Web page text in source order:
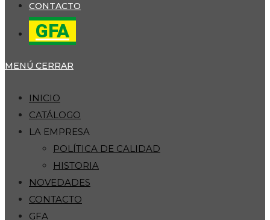
CONTACTO
GFA
MENÚ CERRAR
INICIO
CATÁLOGO
LA EMPRESA
POLÍTICA DE CALIDAD
HISTORIA
NOVEDADES
CONTACTO
GFA